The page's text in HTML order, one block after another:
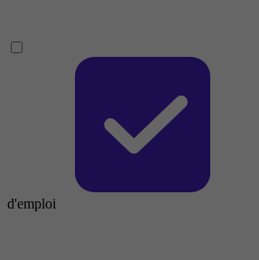
d'emploi